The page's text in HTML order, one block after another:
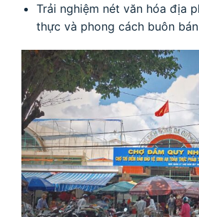
Trải nghiệm nét văn hóa địa
thực và phong cách buôn